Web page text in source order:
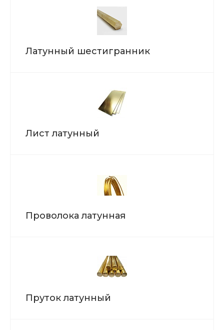
Латунный шестигранник
Лист латунный
Проволока латунная
Пруток латунный